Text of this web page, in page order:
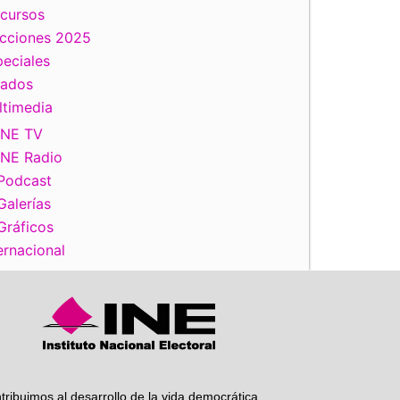
2025
TV
Radio
al desarrollo de la vida democrática